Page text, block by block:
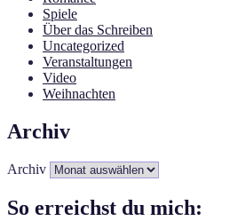
Spiele
Über das Schreiben
Uncategorized
Veranstaltungen
Video
Weihnachten
Archiv
Archiv
So erreichst du mich: